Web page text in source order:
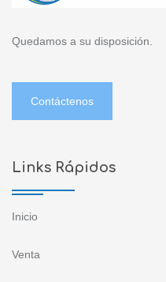
Quedamos a su disposición.
Contáctenos
Links Rápidos
Inicio
Venta